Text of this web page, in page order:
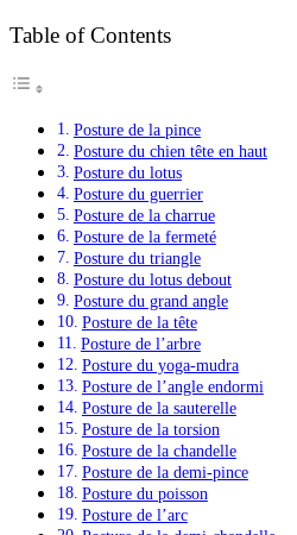
Table of Contents
Posture de la pince
Posture du chien tête en haut
Posture du lotus
Posture du guerrier
Posture de la charrue
Posture de la fermeté
Posture du triangle
Posture du lotus debout
Posture du grand angle
Posture de la tête
Posture de l’arbre
Posture du yoga-mudra
Posture de l’angle endormi
Posture de la sauterelle
Posture de la torsion
Posture de la chandelle
Posture de la demi-pince
Posture du poisson
Posture de l’arc